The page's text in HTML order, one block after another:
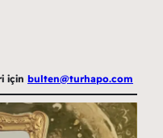
için bulten@turhapo.com